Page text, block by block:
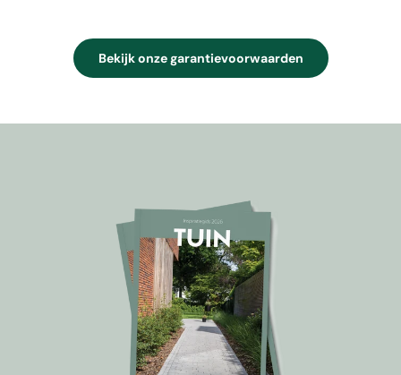
Bekijk onze garantievoorwaarden